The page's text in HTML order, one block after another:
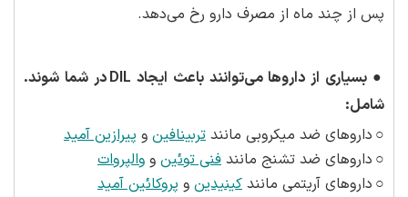
پس از چند ماه از مصرف دارو رخ می‌دهد.
● بسیاری از داروها می‌توانند باعث ایجاد DILدر شما شوند.
شامل:
○ داروهای ضد میکروبی مانند تربینافین و پیرازین آمید
○ داروهای ضد تشنج مانند فنی توئین و والپروات
○ داروهای آریتمی مانند کینیدین و پروکائین آمید